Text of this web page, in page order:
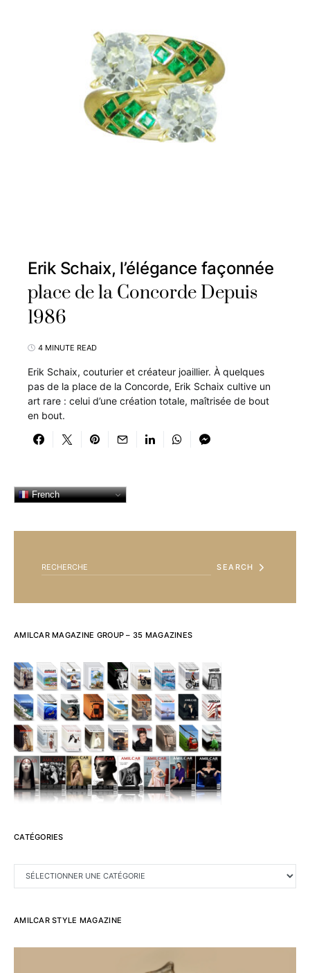
Erik Schaix, l’élégance façonnée
place de la Concorde Depuis
1986
4 MINUTE READ
Erik Schaix, couturier et créateur joaillier. À quelques
pas de la place de la Concorde, Erik Schaix cultive un
art rare : celui d’une création totale, maîtrisée de bout
en bout.
French
SEARCH
AMILCAR MAGAZINE GROUP – 35 MAGAZINES
CATÉGORIES
CATÉGORIES
AMILCAR STYLE MAGAZINE